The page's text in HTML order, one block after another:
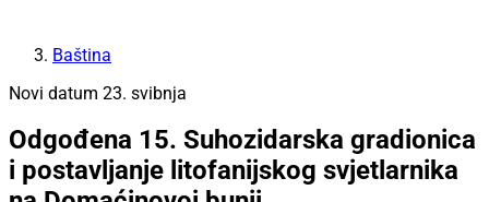
Baština
Novi datum 23. svibnja
Odgođena 15. Suhozidarska gradionica
i postavljanje litofanijskog svjetlarnika